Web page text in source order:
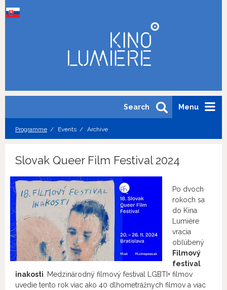
Menu
Search
Programme Events Archive
Slovak Queer Film Festival 2024
Po dvoch
rokoch sa
do Kina
Lumière
vracia
obľúbený
Filmový
festival
inakosti . Medzinárodný filmový festival LGBTI+ filmov
uvedie tento rok viac ako 40 dlhometrážnych filmov a viac